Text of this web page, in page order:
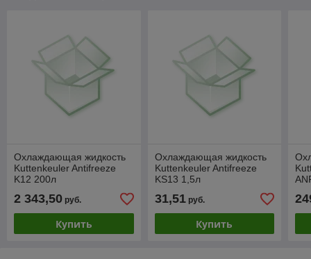
Охлаждающая жидкость
Kuttenkeuler Antifreeze
K12 200л
2 343,50 руб.
Купить
Охлаждающая жидкость
Kuttenkeuler Antifreeze
KS13 1,5л
31,51руб.
Купить